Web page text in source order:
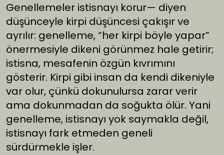
Genellemeler istisnayı korur— diyen
düşünceyle kirpi düşüncesi çakışır ve
ayrılır: genelleme, “her kirpi böyle yapar”
önermesiyle dikeni görünmez hale getirir;
istisna, mesafenin özgün kıvrımını
gösterir. Kirpi gibi insan da kendi dikeniyle
var olur, çünkü dokunulursa zarar verir
ama dokunmadan da soğukta ölür. Yani
genelleme, istisnayı yok saymakla değil,
istisnayı fark etmeden geneli
sürdürmekle işler.